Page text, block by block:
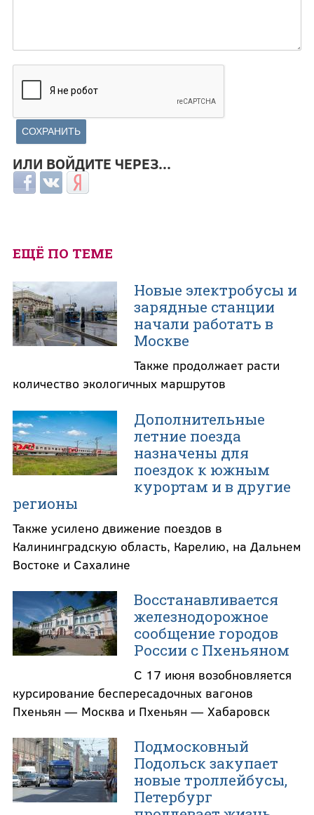
ИЛИ ВОЙДИТЕ ЧЕРЕЗ...
Login with Facebook
Login with ВКонтакте
Login with Яндекс
ЕЩЁ ПО ТЕМЕ
Новые электробусы и
зарядные станции
начали работать в
Москве
Также продолжает расти
количество экологичных маршрутов
Дополнительные
летние поезда
назначены для
поездок к южным
курортам и в другие
регионы
Также усилено движение поездов в
Калининградскую область, Карелию, на Дальнем
Востоке и Сахалине
Восстанавливается
железнодорожное
сообщение городов
России с Пхеньяном
С 17 июня возобновляется
курсирование беспересадочных вагонов
Пхеньян — Москва и Пхеньян — Хабаровск
Подмосковный
Подольск закупает
новые троллейбусы,
Петербург